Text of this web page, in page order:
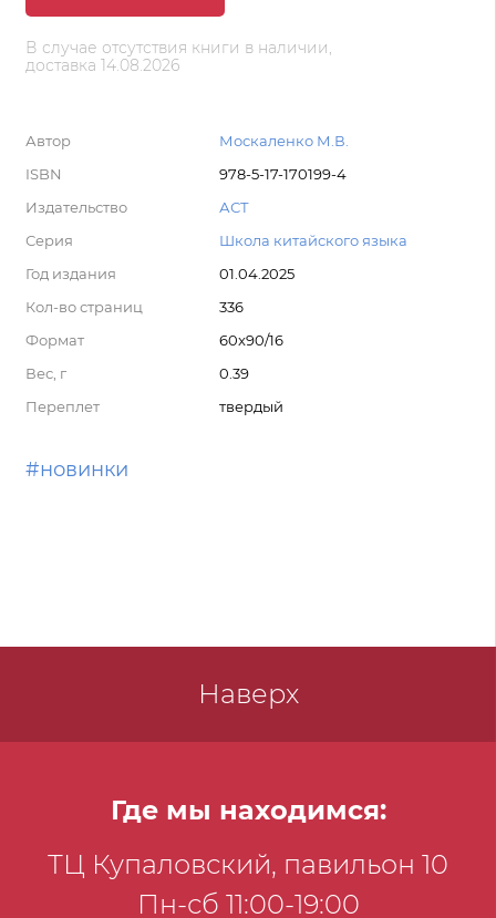
В случае отсутствия книги в наличии,
доставка 14.08.2026
Автор
Москаленко М.В.
ISBN
978-5-17-170199-4
Издательство
АСТ
Серия
Школа китайского языка
Год издания
01.04.2025
Кол-во страниц
336
Формат
60x90/16
Вес, г
0.39
Переплет
твердый
#новинки
Наверх
Где мы находимся:
ТЦ Купаловский, павильон 10
Пн-сб 11:00-19:00